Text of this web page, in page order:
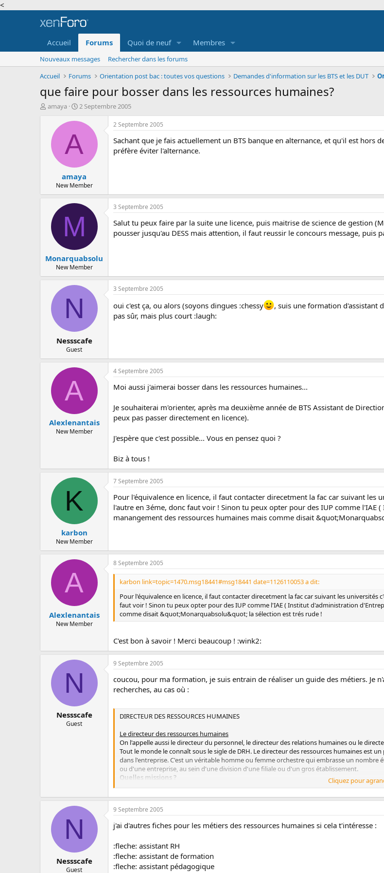
<
Accueil Forums Quoi de neuf Membres
Nouveaux messages
Rechercher dans les forums
Accueil
Forums Orientation post bac : toutes vos questions Demandes d'information sur les BTS et les DUT
que faire pour bosser dans les ressources humaines?
A
d
i
o
amaya
D
t
d
e
é
b
u
t
2 Septembre 2005
A
amaya
New Member
2 Septembre 2005
Sachant que je fais actuellement un BTS banque en alternance, et qu'il est
préfère éviter l'alternance.
M
Monarquabsolu
New Member
3 Septembre 2005
Salut tu peux faire par la suite une licence, puis maitrise de science de gestion
pousser jusqu'au DESS mais attention, il faut reussir le concours message, puis
N
Nessscafe
Guest
3 Septembre 2005
oui c'est ça, ou alors (soyons dingues :chessy
, suis une formation d'assistant
pas sûr, mais plus court :laugh:
A
Alexlenantais
New Member
4 Septembre 2005
Moi aussi j'aimerai bosser dans les ressources humaines...
Je souhaiterai m'orienter, après ma deuxième année de BTS Assistant de
peux pas passer directement en licence).
J'espère que c'est possible... Vous en pensez quoi ?
Biz à tous !
K
karbon
New Member
7 Septembre 2005
Pour l'équivalence en licence, il faut contacter direcetment la fac car suivant les
l'autre en 3éme, donc faut voir ! Sinon tu peux opter pour des IUP comme l'IAE
manangement des ressources humaines mais comme disait
A
Alexlenantais
New Member
8 Septembre 2005
karbon link=topic=1470.msg18441#msg18441 date=1126110053 a dit:
Pour l'équivalence en licence, il faut contacter direcetment la fac car suivant les
faut voir ! Sinon tu peux opter pour des IUP comme l'IAE ( Institut d'administration
comme disait &quot;Monarquabsolu&quot; la sélection est trés rude !
C'est bon à savoir ! Merci beaucoup ! :wink2:
N
Nessscafe
Guest
9 Septembre 2005
coucou, pour ma formation, je suis entrain de réaliser un guide des métiers. Je
recherches, au cas où :
DIRECTEUR DES RESSOURCES HUMAINES
Le directeur des ressources humaines
On l'appelle aussi le directeur du personnel, le directeur des relations humaines ou le
Tout le monde le connaît sous le sigle de DRH. Le directeur des ressources humaines est
dans l'entreprise. C'est un véritable homme ou femme orchestre qui embrasse un
ou d'une entreprise, au sein d'une division d'une filiale ou d'un gros établissement.
Quelles missions ?
&quot; Beaucoup de choses &quot; est un euphémisme : ses responsabilités couvrent en
c'est lui qui supervise à la fois les relations sociales, l'administration et la gestion du
Placé directement sous les ordres du directeur général, c'est lui qui propose une politique
d'application de cette politique. Il a également une mission de conseil, de négociation avec
l'action des chefs du personnel. En général, il est membre du comité de direction et du
Ses attributions varient énormément en fonction de la taille de la structure dans laquelle il
Quelle formation ?
Il possède souvent un troisième cycle en ressources humaines ou en psychologie du
l'enseignement supérieur en économie, gestion, droit ou sciences humaines peuvent
Cliquez pour
N
Nessscafe
Guest
9 Septembre 2005
j'ai d'autres fiches pour les métiers des ressources humaines si cela t'intéresse :
:fleche: assistant RH
:fleche: assistant de formation
:fleche: assistant pédagogique